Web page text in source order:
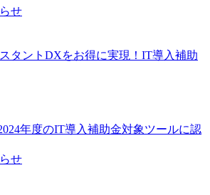
せ
タントDXをお得に実現！IT導入補助
年度のIT導入補助金対象ツールに認
せ